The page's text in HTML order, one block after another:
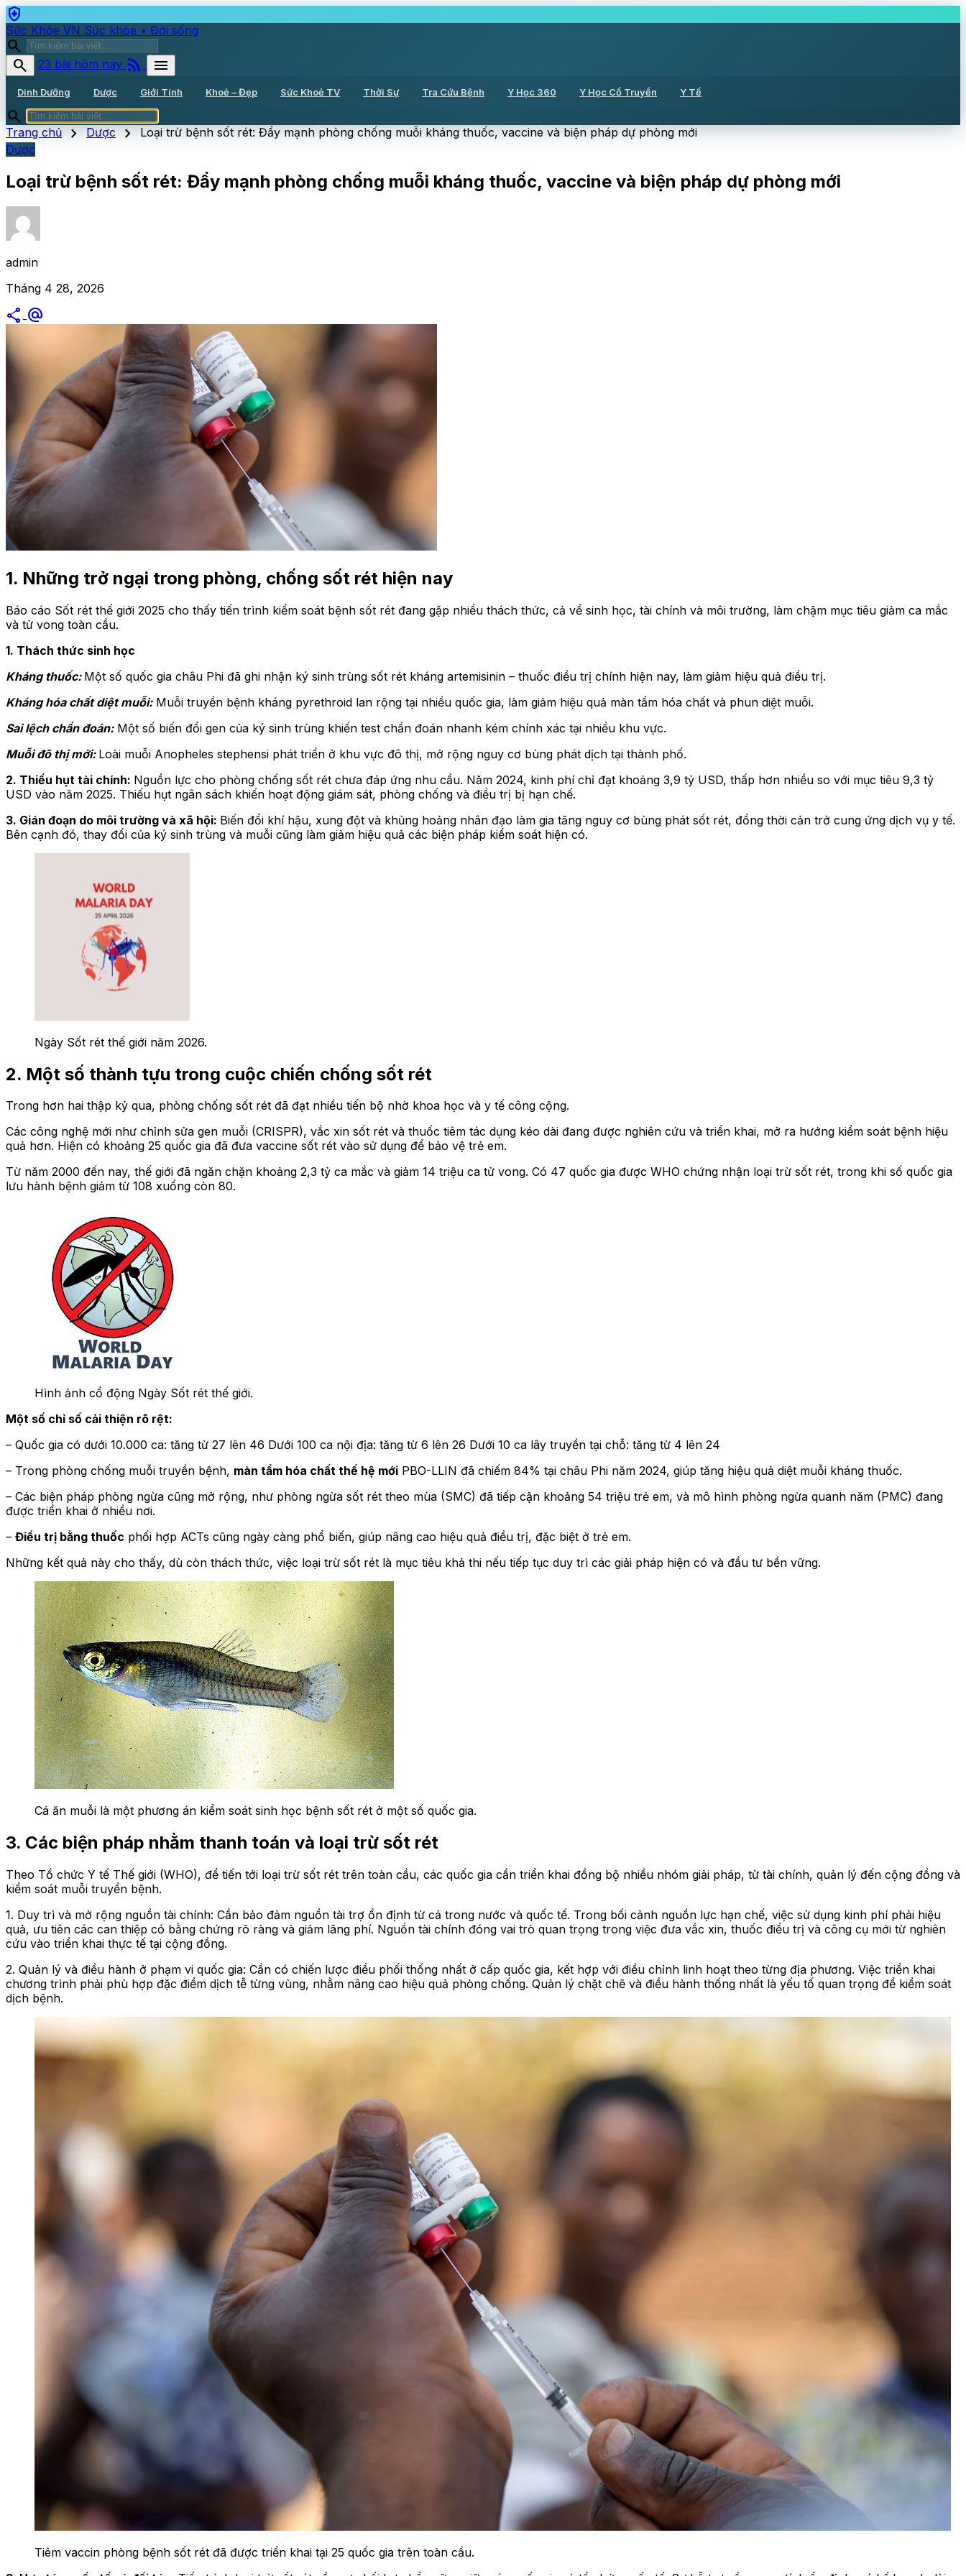
health_and_safety
Sức Khỏe VN Sức khỏe • Đời sống
search
search
23 bài hôm nay rss_feed menu
Dinh Dưỡng Dược Giới Tính Khoẻ – Đẹp Sức Khoẻ TV Thời Sự Tra Cứu Bệnh Y Học 360 Y Học Cổ Truyền Y Tế
search
Trang chủ chevron_right Dược chevron_right Loại trừ bệnh sốt rét: Đẩy mạnh phòng chống muỗi kháng thuốc, vaccine và biện pháp dự phòng mới
Dược
Loại trừ bệnh sốt rét: Đẩy mạnh phòng chống muỗi kháng thuốc, vaccine và biện pháp dự phòng mới
admin
Tháng 4 28, 2026
share alternate_email
1. Những trở ngại trong phòng, chống sốt rét hiện nay
Báo cáo Sốt rét thế giới 2025 cho thấy tiến trình kiểm soát bệnh sốt rét đang gặp nhiều thách thức, cả về sinh học, tài chính và môi trường, làm chậm mục tiêu giảm ca mắc
và tử vong toàn cầu.
1. Thách thức sinh học
Kháng thuốc: Một số quốc gia châu Phi đã ghi nhận ký sinh trùng sốt rét kháng artemisinin – thuốc điều trị chính hiện nay, làm giảm hiệu quả điều trị.
Kháng hóa chất diệt muỗi:Muỗi truyền bệnh kháng pyrethroid lan rộng tại nhiều quốc gia, làm giảm hiệu quả màn tẩm hóa chất và phun diệt muỗi.
Sai lệch chẩn đoán:Một số biến đổi gen của ký sinh trùng khiến test chẩn đoán nhanh kém chính xác tại nhiều khu vực.
Muỗi đô thị mới: Loài muỗi Anopheles stephensi phát triển ở khu vực đô thị, mở rộng nguy cơ bùng phát dịch tại thành phố.
2. Thiếu hụt tài chính: Nguồn lực cho phòng chống sốt rét chưa đáp ứng nhu cầu. Năm 2024, kinh phí chỉ đạt khoảng 3,9 tỷ USD, thấp hơn nhiều so với mục tiêu 9,3 tỷ
USD vào năm 2025. Thiếu hụt ngân sách khiến hoạt động giám sát, phòng chống và điều trị bị hạn chế.
3. Gián đoạn do môi trường và xã hội: Biến đổi khí hậu, xung đột và khủng hoảng nhân đạo làm gia tăng nguy cơ bùng phát sốt rét, đồng thời cản trở cung ứng dịch vụ y tế.
Bên cạnh đó, thay đổi của ký sinh trùng và muỗi cũng làm giảm hiệu quả các biện pháp kiểm soát hiện có.
Ngày Sốt rét thế giới năm 2026.
2. Một số thành tựu trong cuộc chiến chống sốt rét
Trong hơn hai thập kỷ qua, phòng chống sốt rét đã đạt nhiều tiến bộ nhờ khoa học và y tế công cộng.
Các công nghệ mới như chỉnh sửa gen muỗi (CRISPR), vắc xin sốt rét và thuốc tiêm tác dụng kéo dài đang được nghiên cứu và triển khai, mở ra hướng kiểm soát bệnh hiệu
quả hơn. Hiện có khoảng 25 quốc gia đã đưa vaccine sốt rét vào sử dụng để bảo vệ trẻ em.
Từ năm 2000 đến nay, thế giới đã ngăn chặn khoảng 2,3 tỷ ca mắc và giảm 14 triệu ca tử vong. Có 47 quốc gia được WHO chứng nhận loại trừ sốt rét, trong khi số quốc gia
lưu hành bệnh giảm từ 108 xuống còn 80.
Hình ảnh cổ động Ngày Sốt rét thế giới.
Một số chỉ số cải thiện rõ rệt:
– Quốc gia có dưới 10.000 ca: tăng từ 27 lên 46 Dưới 100 ca nội địa: tăng từ 6 lên 26 Dưới 10 ca lây truyền tại chỗ: tăng từ 4 lên 24
– Trong phòng chống muỗi truyền bệnh, màn tẩm hóa chất thế hệ mới PBO-LLIN đã chiếm 84% tại châu Phi năm 2024, giúp tăng hiệu quả diệt muỗi kháng thuốc.
– Các biện pháp phòng ngừa cũng mở rộng, như phòng ngừa sốt rét theo mùa (SMC) đã tiếp cận khoảng 54 triệu trẻ em, và mô hình phòng ngừa quanh năm (PMC) đang
được triển khai ở nhiều nơi.
– Điều trị bằng thuốc phối hợp ACTs cũng ngày càng phổ biến, giúp nâng cao hiệu quả điều trị, đặc biệt ở trẻ em.
Những kết quả này cho thấy, dù còn thách thức, việc loại trừ sốt rét là mục tiêu khả thi nếu tiếp tục duy trì các giải pháp hiện có và đầu tư bền vững.
Cá ăn muỗi là một phương án kiểm soát sinh học bệnh sốt rét ở một số quốc gia.
3. Các biện pháp nhằm thanh toán và loại trừ sốt rét
Theo Tổ chức Y tế Thế giới (WHO), để tiến tới loại trừ sốt rét trên toàn cầu, các quốc gia cần triển khai đồng bộ nhiều nhóm giải pháp, từ tài chính, quản lý đến cộng đồng và
kiểm soát muỗi truyền bệnh.
1. Duy trì và mở rộng nguồn tài chính: Cần bảo đảm nguồn tài trợ ổn định từ cả trong nước và quốc tế. Trong bối cảnh nguồn lực hạn chế, việc sử dụng kinh phí phải hiệu
quả, ưu tiên các can thiệp có bằng chứng rõ ràng và giảm lãng phí. Nguồn tài chính đóng vai trò quan trọng trong việc đưa vắc xin, thuốc điều trị và công cụ mới từ nghiên
cứu vào triển khai thực tế tại cộng đồng.
2. Quản lý và điều hành ở phạm vi quốc gia: Cần có chiến lược điều phối thống nhất ở cấp quốc gia, kết hợp với điều chỉnh linh hoạt theo từng địa phương. Việc triển khai
chương trình phải phù hợp đặc điểm dịch tễ từng vùng, nhằm nâng cao hiệu quả phòng chống. Quản lý chặt chẽ và điều hành thống nhất là yếu tố quan trọng để kiểm soát
dịch bệnh.
Tiêm vaccin phòng bệnh sốt rét đã được triển khai tại 25 quốc gia trên toàn cầu.